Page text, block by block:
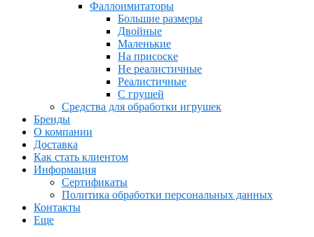
Фаллоимитаторы
Большие размеры
Двойные
Маленькие
На присоске
Не реалистичные
Реалистичные
С грушей
Средства для обработки игрушек
Бренды
О компании
Доставка
Как стать клиентом
Информация
Сертификаты
Политика обработки персональных данных
Контакты
Еще